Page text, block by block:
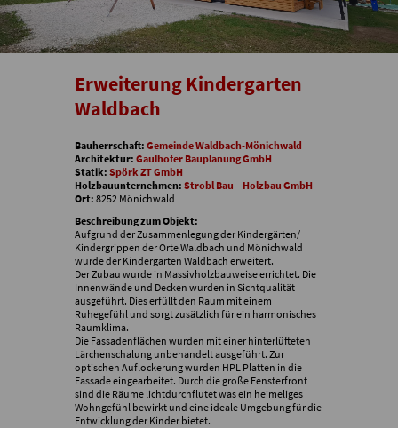
Erweiterung Kindergarten
Waldbach
Bauherrschaft: Gemeinde Waldbach-Mönichwald
Architektur: Gaulhofer Bauplanung GmbH
Statik: Spörk ZT GmbH
Holzbauunternehmen: Strobl Bau – Holzbau GmbH
Ort: 8252 Mönichwald
Beschreibung zum Objekt:
Aufgrund der Zusammenlegung der Kindergärten/
Kindergrippen der Orte Waldbach und Mönichwald
wurde der Kindergarten Waldbach erweitert.
Der Zubau wurde in Massivholzbauweise errichtet. Die
Innenwände und Decken wurden in Sichtqualität
ausgeführt. Dies erfüllt den Raum mit einem
Ruhegefühl und sorgt zusätzlich für ein harmonisches
Raumklima.
Die Fassadenflächen wurden mit einer hinterlüfteten
Lärchenschalung unbehandelt ausgeführt. Zur
optischen Auflockerung wurden HPL Platten in die
Fassade eingearbeitet. Durch die große Fensterfront
sind die Räume lichtdurchflutet was ein heimeliges
Wohngefühl bewirkt und eine ideale Umgebung für die
Entwicklung der Kinder bietet.